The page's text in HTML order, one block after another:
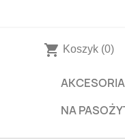
shopping_cart Koszyk (0)
AKCESORIA
NA